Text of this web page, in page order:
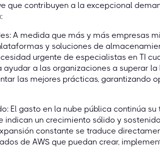
que contribuyen a la excepcional
A medida que más y más empresas
y soluciones de
urgente de especialistas en TI
a las organizaciones a superar la
las mejores prácticas, garantizando
El gasto en la nube pública continúa
indican un crecimiento sólido y
constante se traduce
de AWS que puedan crear,